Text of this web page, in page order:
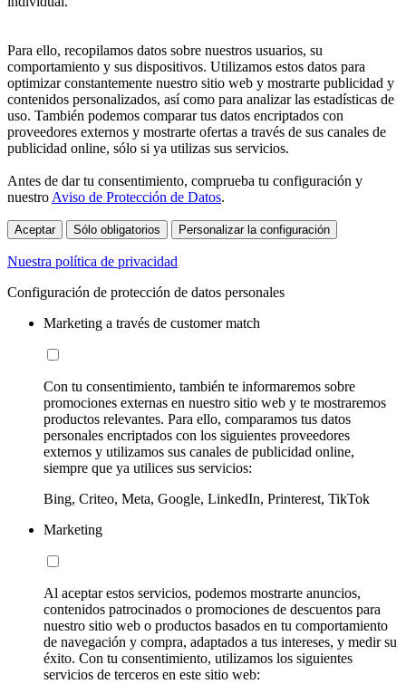
Para ello, recopilamos datos sobre nuestros usuarios, su
comportamiento y sus dispositivos. Utilizamos estos datos para
optimizar constantemente nuestro sitio web y mostrarte publicidad y
contenidos personalizados, así como para analizar las estadísticas de
uso. También podemos comparar tus datos encriptados con
proveedores externos y mostrarte ofertas a través de sus canales de
publicidad online, sólo si ya utilizas sus servicios.
Antes de dar tu consentimiento, comprueba tu configuración y
nuestro Aviso de Protección de Datos.
Aceptar Sólo obligatorios Personalizar la configuración
Nuestra política de privacidad
Configuración de protección de datos personales
Marketing a través de customer match
Con tu consentimiento, también te informaremos sobre
promociones externas en nuestro sitio web y te mostraremos
productos relevantes. Para ello, comparamos tus datos
personales encriptados con los siguientes proveedores
externos y utilizamos sus canales de publicidad online,
siempre que ya utilices sus servicios:
Bing, Criteo, Meta, Google, LinkedIn, Printerest, TikTok
Marketing
Al aceptar estos servicios, podemos mostrarte anuncios,
contenidos patrocinados o promociones de descuentos para
nuestro sitio web o productos basados en tu comportamiento
de navegación y compra, adaptados a tus intereses, y medir su
éxito. Con tu consentimiento, utilizamos los siguientes
servicios de terceros en este sitio web: